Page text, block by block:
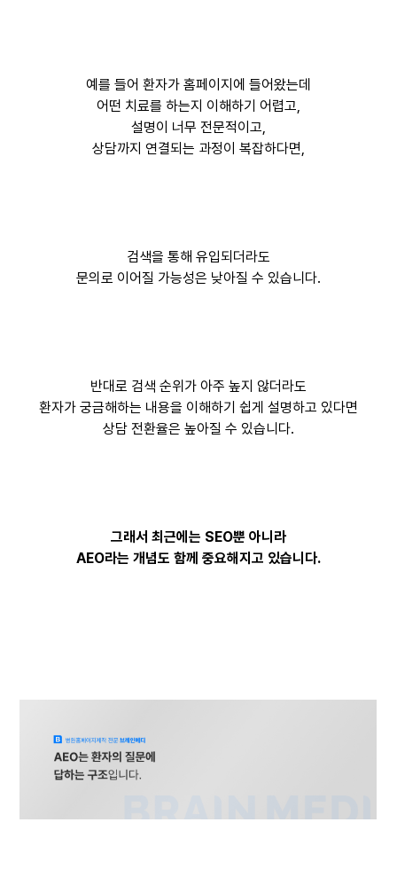
예를 들어 환자가 홈페이지에 들어왔는데
어떤 치료를 하는지 이해하기 어렵고,
설명이 너무 전문적이고,
상담까지 연결되는 과정이 복잡하다면,
검색을 통해 유입되더라도
문의로 이어질 가능성은 낮아질 수 있습니다.
반대로 검색 순위가 아주 높지 않더라도
환자가 궁금해하는 내용을 이해하기 쉽게 설명하고 있다면
상담 전환율은 높아질 수 있습니다.
그래서 최근에는 SEO뿐 아니라
AEO라는 개념도 함께 중요해지고 있습니다.